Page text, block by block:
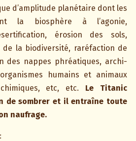
d’amplitude planétaire dont les
la biosphère à l’agonie,
érosion des sols,
la biodiversité, raréfaction de
des nappes phréatiques, archi-
humains et animaux
etc, etc. Le Titanic
de sombrer et il entraîne toute
naufrage.